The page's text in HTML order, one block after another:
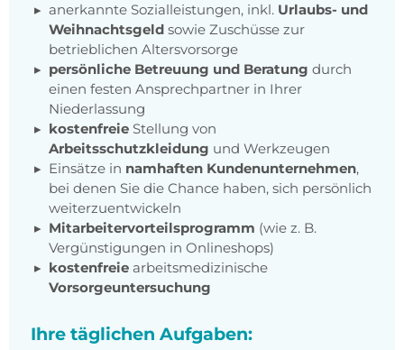
anerkannte Sozialleistungen, inkl. Urlaubs- und
Weihnachtsgeld sowie Zuschüsse zur
betrieblichen Altersvorsorge
persönliche Betreuung und Beratung durch
einen festen Ansprechpartner in Ihrer
Niederlassung
kostenfreie Stellung von
Arbeitsschutzkleidung und Werkzeugen
Einsätze in namhaften Kundenunternehmen,
bei denen Sie die Chance haben, sich persönlich
weiterzuentwickeln
Mitarbeitervorteilsprogramm (wie z. B.
Vergünstigungen in Onlineshops)
kostenfreie arbeitsmedizinische
Vorsorgeuntersuchung
Ihre täglichen Aufgaben: